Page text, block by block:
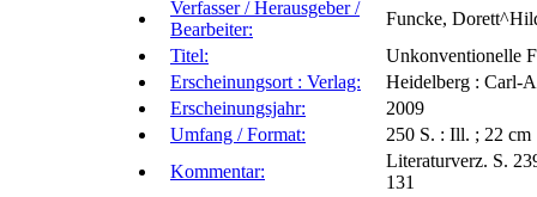
Verfasser / Herausgeber /
Bearbeiter:
Funcke,
Titel:
Unkonventionelle
Erscheinungsort : Verlag:
Heidelberg : Carl-
Erscheinungsjahr:
2009
Umfang / Format:
250 S. : Ill. ; 22 cm
Kommentar:
Literaturverz. S.
131